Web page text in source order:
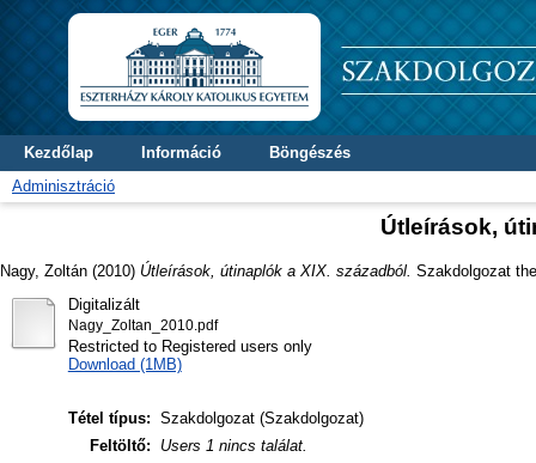
Kezdőlap Információ
Böngészés
Adminisztráció
Útleírások,
Nagy, Zoltán (2010) Útleírások, útinaplók a XIX. századból. Szakdolgozat
Digitalizált
Nagy_Zoltan_2010.pdf
Restricted to Registered users only
Download (1MB)
Tétel típus: Szakdolgozat (Szakdolgozat)
Feltöltő:
Users 1 nincs találat.